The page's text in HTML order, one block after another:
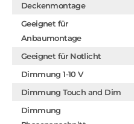
Deckenmontage
Geeignet für
Anbaumontage
Geeignet für Notlicht
Dimmung 1-10 V
Dimmung Touch and Dim
Dimmung